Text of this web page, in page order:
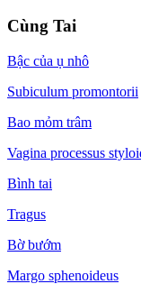
Cùng Tai
Bậc của ụ nhô
Subiculum promontorii
Bao mỏm trâm
Vagina processus
Bình tai
Tragus
Bờ bướm
Margo sphenoideus